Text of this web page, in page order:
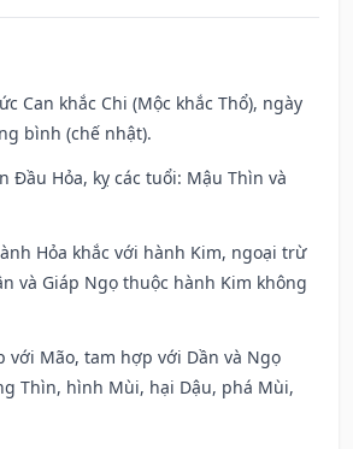
Can khắc Chi (Mộc khắc Thổ), ngày
bình (chế nhật).
Đầu Hỏa, kỵ các tuổi: Mậu Thìn và
Hỏa khắc với hành Kim, ngoại trừ
và Giáp Ngọ thuộc hành Kim không
với Mão, tam hợp với Dần và Ngọ
Thìn, hình Mùi, hại Dậu, phá Mùi,